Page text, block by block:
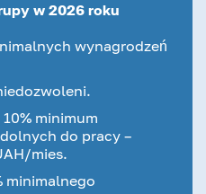
w 2026 roku
wynagrodzeń
minimum
do pracy –
mies.
minimalnego